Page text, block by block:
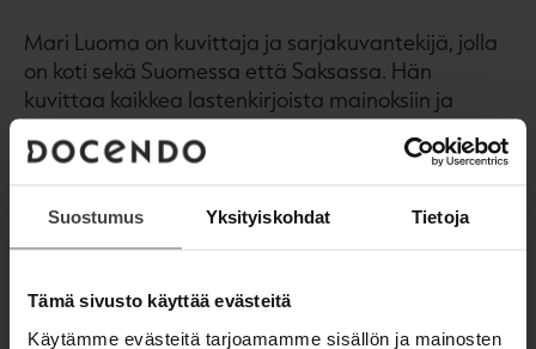
Suostumus Yksityiskohdat Tietoja
Tämä sivusto käyttää evästeitä
Käytämme evästeitä tarjoamamme sisällön ja mainosten
Mari Luoma on kuvittaja ja sarjakuvantekijä, jolla
on koti sekä Suomessa että Saksassa. Hän
kuvittaa kaikkea lastenkirjoista mainoksiin ja
rakastaa suunnitella veikeitä hahmoja tarinoihin.
Luoma on tehnyt myös peligrafiikkaa.
Kirjan tiedot